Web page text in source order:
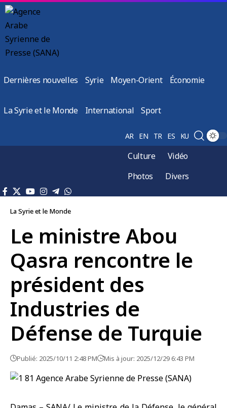
Dernières nouvelles Syrie Moyen-Orient Économie
La Syrie et le Monde International Sport
AR EN TR ES KU
Culture
Vidéo
Photos
Divers
La Syrie et le Monde
Le ministre Abou
Qasra rencontre le
président des
Industries de
Défense de Turquie
Publié: 2025/10/11 2:48 PM Mis à jour: 2025/12/29 6:43 PM